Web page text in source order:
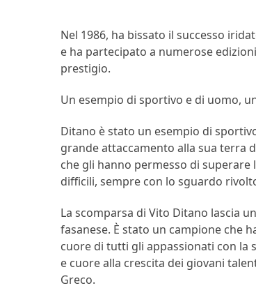
Nel 1986, ha bissato il successo
e ha partecipato a numerose
prestigio.
Un esempio di sportivo e di uomo,
Ditano è stato un esempio di
grande attaccamento alla sua terra
che gli hanno permesso di
difficili, sempre con lo sguardo
La scomparsa di Vito Ditano lascia
fasanese. È stato un campione che
cuore di tutti gli appassionati con la
e cuore alla crescita dei giovani
Greco.